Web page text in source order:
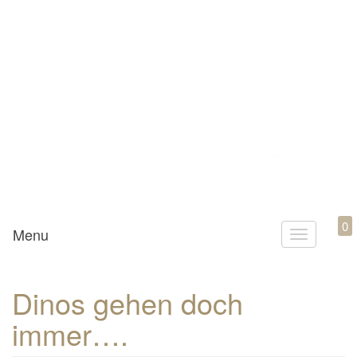
Mamili1910
T
Menu 0
Dinos gehen doch
immer….